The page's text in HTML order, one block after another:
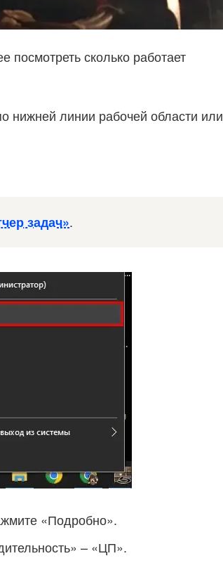
сколько работает
нижней линии рабочей области или
задач».
«Подробно».
– «ЦП».